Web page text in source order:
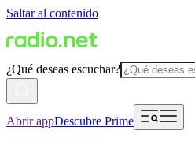
Saltar al contenido
¿Qué deseas escuchar?
Abrir appDescubre Prime